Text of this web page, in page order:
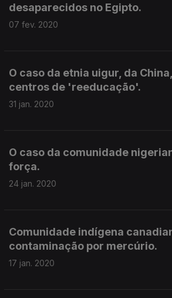
desaparecidos no Egipto.
07 fev. 2020
O caso da etnia uigur, da
centros de 'reeducação'.
31 jan. 2020
O caso da comunidade
força.
24 jan. 2020
Comunidade indígena
contaminação por mercúrio.
17 jan. 2020